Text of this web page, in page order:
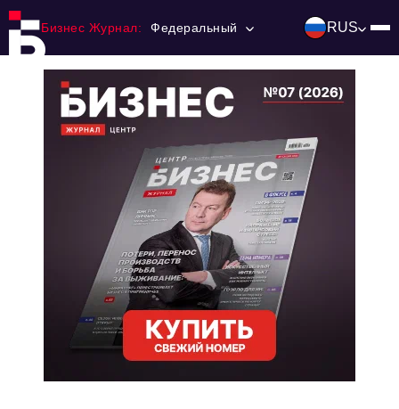
Бизнес Журнал: Федеральный RUS
Ниши и рынки
Технологии и тренды